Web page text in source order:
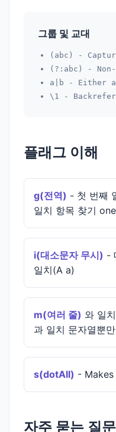
그룹 및 교대
(abc)
-
(?:abc)
-
a|b - Either
\1 -
플래그 이해
g(전역) - 첫 번째
일치 항목 찾기 one
i(대소문자 무시) -
일치(A a)
m(여러 줄) 와 일
과 일치 문자열뿐
s(dotAll) - Makes
자주 묻는 질문